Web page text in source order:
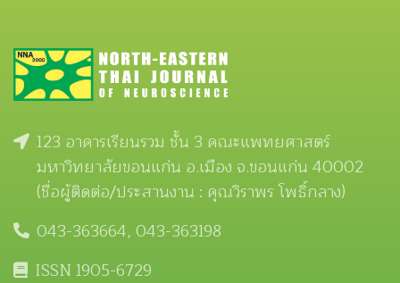
123 อาคารเรียนรวม ชั้น 3 คณะแพทยศาสตร์
มหาวิทยาลัยขอนแก่น อ.เมือง จ.ขอนแก่น 40002
(ชื่อผู้ติดต่อ/ประสานงาน : คุณวิราพร โพธิ์กลาง)
043-363664, 043-363198
ISSN 1905-6729